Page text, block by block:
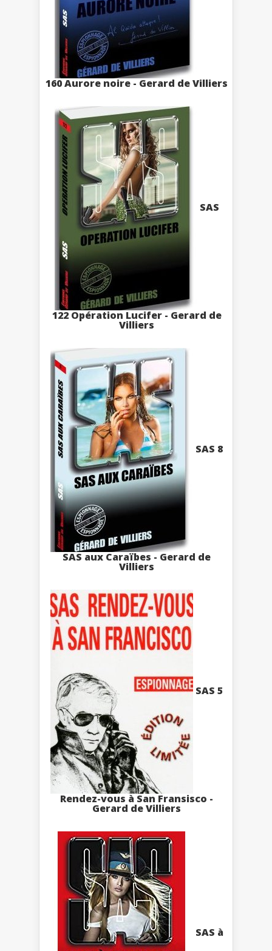
160 Aurore noire - Gerard de Villiers
SAS
122 Opération Lucifer - Gerard de
Villiers
SAS 8
SAS aux Caraïbes - Gerard de
Villiers
SAS 5
Rendez-vous à San Fransisco -
Gerard de Villiers
SAS à